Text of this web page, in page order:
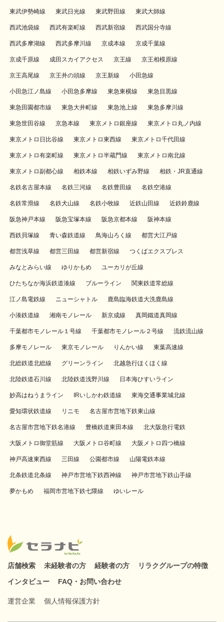
東武伊勢崎線 東武日光線 東武野田線 東武大師線
西武池袋線 西武有楽町線 西武新宿線 西武国分寺線
西武多摩湖線 西武多摩川線 京成本線 京成千葉線
京成千原線 成田スカイアクセス 京王線 京王相模原線
京王高尾線 京王井の頭線 京王新線 小田急線
小田急江ノ島線 小田急多摩線 東急東横線 東急目黒線
東急田園都市線 東急大井町線 東急池上線 東急多摩川線
東急世田谷線 京急本線 東京メトロ銀座線 東京メトロ丸ノ内線
東京メトロ日比谷線 東京メトロ東西線 東京メトロ千代田線
東京メトロ有楽町線 東京メトロ半蔵門線 東京メトロ南北線
東京メトロ副都心線 相鉄本線 相鉄いずみ野線 相鉄・JR直通線
名鉄名古屋本線 名鉄三河線 名鉄豊田線 名鉄空港線
名鉄常滑線 名鉄犬山線 名鉄小牧線 近鉄山田線 近鉄鈴鹿線
阪急神戸本線 阪急宝塚本線 阪急京都本線 阪神本線
西鉄貝塚線 青い森鉄道線 鳥海山ろく線 都営大江戸線
都営浅草線 都営三田線 都営新宿線 つくばエクスプレス
みなとみらい線 ゆりかもめ ユーカリが丘線
ひたちなか海浜鉄道湊線 ブルーライン 関東鉄道常総線
江ノ島電鉄線 ニューシャトル 鹿島臨海鉄道大洗鹿島線
小湊鉄道線 湘南モノレール 新京成線 真岡鐵道真岡線
千葉都市モノレール１号線 千葉都市モノレール２号線 流鉄流山線
多摩モノレール 東京モノレール りんかい線 東葉高速線
北総鉄道北総線 グリーンライン 北越急行ほくほく線
北陸鉄道石川線 北陸鉄道浅野川線 日本海ひすいライン
妙高はねうまライン IRいしかわ鉄道線 東海交通事業城北線
愛知環状鉄道線 リニモ 名古屋市営地下鉄東山線
名古屋市営地下鉄名港線 豊橋鉄道東田本線 北大阪急行電鉄
大阪メトロ御堂筋線 大阪メトロ谷町線 大阪メトロ四つ橋線
神戸高速東西線 三田線 公園都市線 山陽電鉄本線
北条鉄道北条線 神戸市営地下鉄西神線 神戸市営地下鉄山手線
夢かもめ 福岡市営地下鉄七隈線 ゆいレール
店舗検索 未経験者の方 経験者の方
リラクグループの特徴
インタビュー
FAQ・お問い合わせ
運営企業 個人情報保護方針